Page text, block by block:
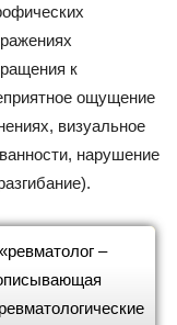
к
ощущение
визуальное
нарушение
–